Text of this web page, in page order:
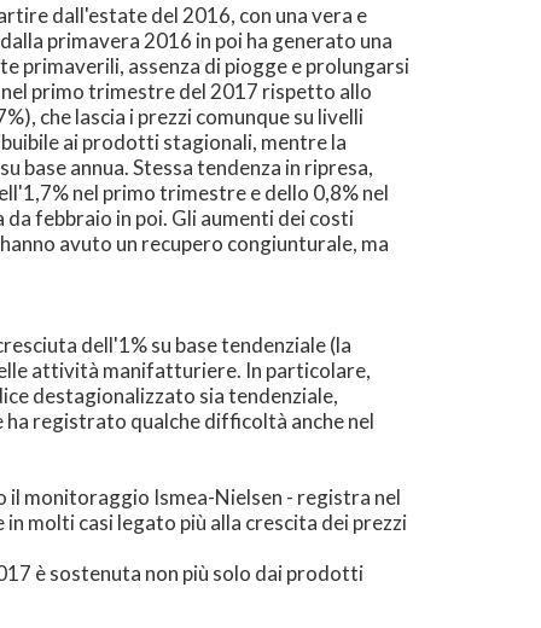
dall'estate del 2016, con una vera e
primavera 2016 in poi ha generato una
primaverili, assenza di piogge e prolungarsi
primo trimestre del 2017 rispetto allo
che lascia i prezzi comunque su livelli
ai prodotti stagionali, mentre la
base annua. Stessa tendenza in ripresa,
nel primo trimestre e dello 0,8% nel
febbraio in poi. Gli aumenti dei costi
avuto un recupero congiunturale, ma
dell'1% su base tendenziale (la
attività manifatturiere. In particolare,
destagionalizzato sia tendenziale,
registrato qualche difficoltà anche nel
il monitoraggio Ismea-Nielsen - registra nel
molti casi legato più alla crescita dei prezzi
è sostenuta non più solo dai prodotti